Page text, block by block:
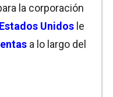
la corporación
Estados Unidos le
a lo largo del